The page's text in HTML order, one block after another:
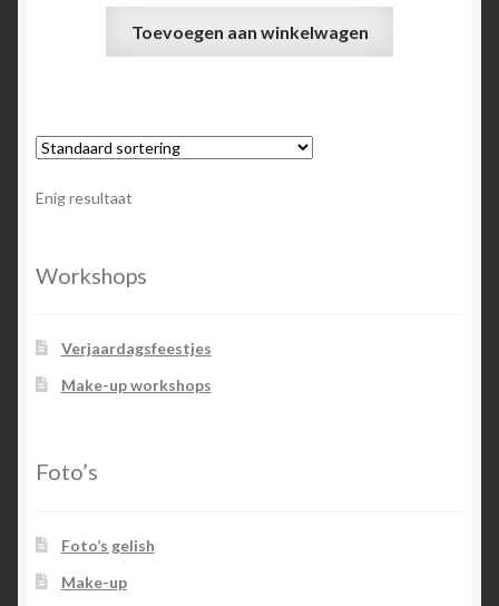
Toevoegen aan winkelwagen
Enig resultaat
Workshops
Verjaardagsfeestjes
Make-up workshops
Foto’s
Foto’s gelish
Make-up